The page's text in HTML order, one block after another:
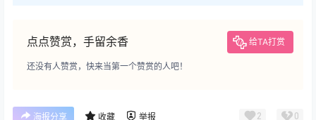
点点赞赏，手留余香 给TA打赏
还没有人赞赏，快来当第一个赞赏的人吧！
海报分享 收藏 举报 2 0